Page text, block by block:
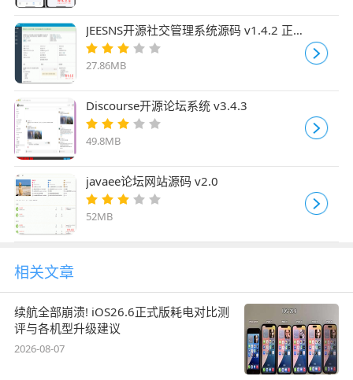
JEESNS开源社交管理系统源码 v1.4.2 正
式版
27.86MB
Discourse开源论坛系统 v3.4.3
49.8MB
javaee论坛网站源码 v2.0
52MB
相关文章
续航全部崩溃! iOS26.6正式版耗电对比测
评与各机型升级建议
2026-08-07